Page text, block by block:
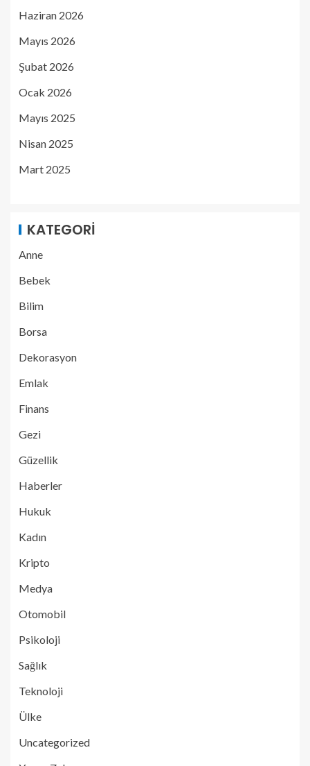
Haziran 2026
Mayıs 2026
Şubat 2026
Ocak 2026
Mayıs 2025
Nisan 2025
Mart 2025
KATEGORI
Anne
Bebek
Bilim
Borsa
Dekorasyon
Emlak
Finans
Gezi
Güzellik
Haberler
Hukuk
Kadın
Kripto
Medya
Otomobil
Psikoloji
Sağlık
Teknoloji
Ülke
Uncategorized